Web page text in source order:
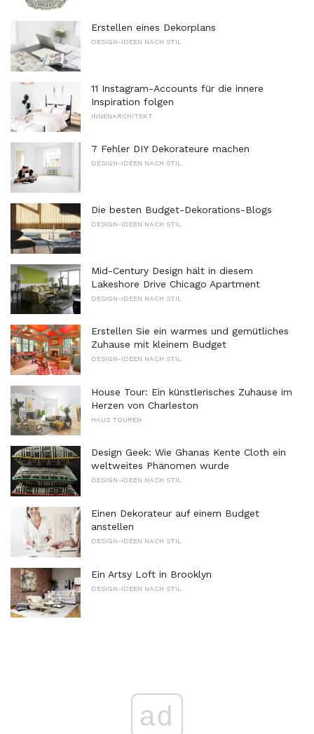
Erstellen eines Dekorplans
DESIGN-IDEEN NACH STIL
11 Instagram-Accounts für die innere
Inspiration folgen
INNENARCHITEKT
7 Fehler DIY Dekorateure machen
DESIGN-IDEEN NACH STIL
Die besten Budget-Dekorations-Blogs
DESIGN-IDEEN NACH STIL
Mid-Century Design hält in diesem
Lakeshore Drive Chicago Apartment
DESIGN-IDEEN NACH STIL
Erstellen Sie ein warmes und gemütliches
Zuhause mit kleinem Budget
DESIGN-IDEEN NACH STIL
House Tour: Ein künstlerisches Zuhause im
Herzen von Charleston
HAUS TOUREN
Design Geek: Wie Ghanas Kente Cloth ein
weltweites Phänomen wurde
DESIGN-IDEEN NACH STIL
Einen Dekorateur auf einem Budget
anstellen
DESIGN-IDEEN NACH STIL
Ein Artsy Loft in Brooklyn
DESIGN-IDEEN NACH STIL
ad